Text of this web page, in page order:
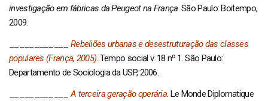
investigação em fábricas da Peugeot na França . São Paulo: Boitempo,
2009.
Rebeliões urbanas e desestruturação das classes
populares (França, 2005) . Tempo social v. 18 nº 1. São Paulo:
Departamento de Sociologia da USP, 2006.
A terceira geração operária . Le Monde Diplomatique